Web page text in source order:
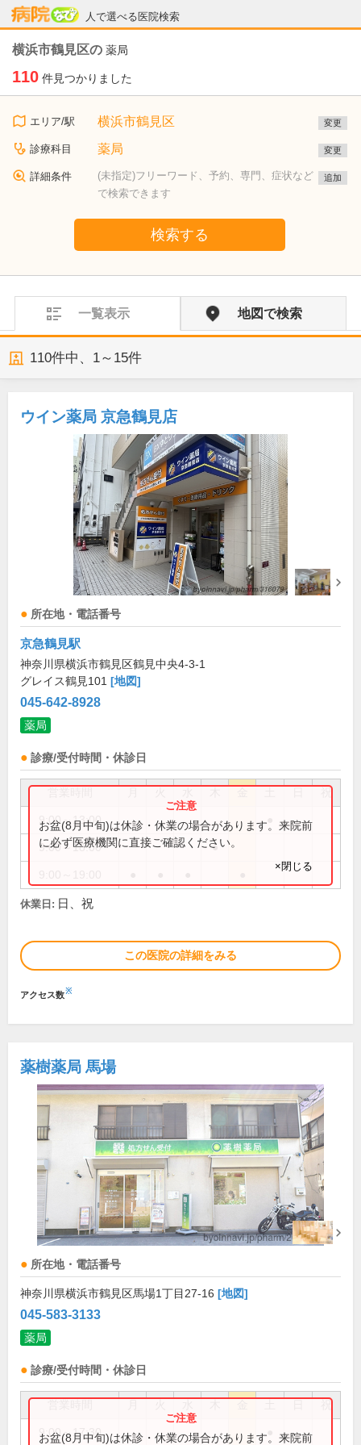
人で選べる医院検索
病院なび
横浜市鶴見区の 薬局
110 件見つかりました
エリア/駅 横浜市鶴見区 変更
診療科目 薬局 変更
詳細条件
(未指定)フリーワード、予約、専門、症状など
で検索できます
追加
検索する
一覧表示 地図で検索
110件中、 1～15件
ウイン薬局 京急鶴見店
所在地・電話番号
京急鶴見駅
神奈川県横浜市鶴見区鶴見中央4-3-1
グレイス鶴見101 [地図]
045-642-8928
薬局
診療/受付時間・休診日
祝
9:00～13:00
9:00～18:00 ●
お盆(8月中旬)は休診・休業の場合があります。来院前
に必ず医療機関に直接ご確認ください。
×閉じる
休業日: 日、祝
この医院の詳細をみる
アクセス数※
薬樹薬局 馬場
所在地・電話番号
神奈川県横浜市鶴見区馬場1丁目27-16 [地図]
045-583-3133
薬局
診療/受付時間・休診日
祝
9:00～17:30
お盆(8月中旬)は休診・休業の場合があります。来院前